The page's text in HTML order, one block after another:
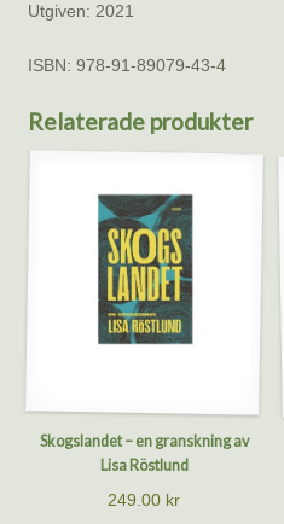
Utgiven: 2021
ISBN: 978-91-89079-43-4
Relaterade produkter
Skogslandet – en granskning av
Lisa Röstlund
249.00 kr